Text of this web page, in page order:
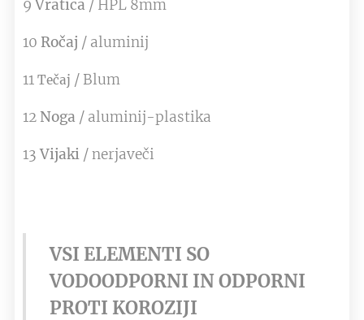
9 Vratica / HPL 8mm
10 Ročaj / aluminij
11 Tečaj / Blum
12 Noga / aluminij-plastika
13Vijaki / nerjaveči
VSI ELEMENTI SO
VODOODPORNI IN ODPORNI
PROTI KOROZIJI